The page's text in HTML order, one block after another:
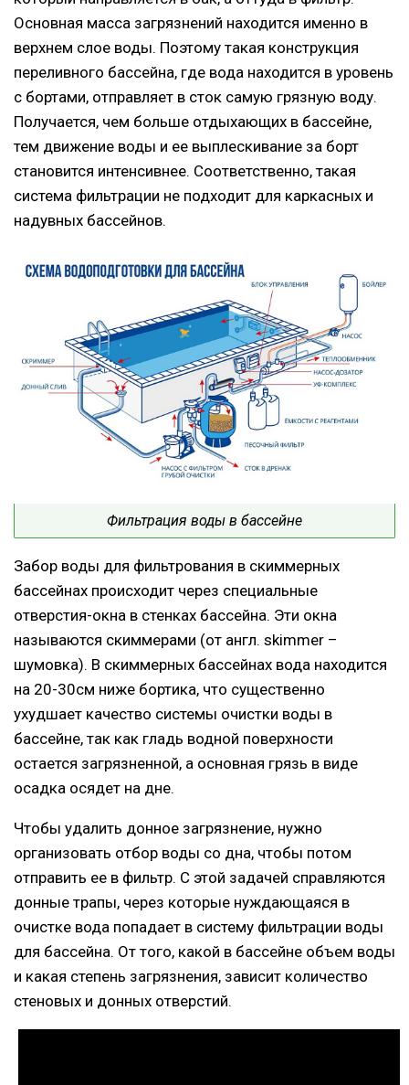
Основная масса загрязнений находится именно в
верхнем слое воды. Поэтому такая конструкция
переливного бассейна, где вода находится в уровень
с бортами, отправляет в сток самую грязную воду.
Получается, чем больше отдыхающих в бассейне,
тем движение воды и ее выплескивание за борт
становится интенсивнее. Соответственно, такая
система фильтрации не подходит для каркасных и
надувных бассейнов.
Фильтрация воды в бассейне
Забор воды для фильтрования в скиммерных
бассейнах происходит через специальные
отверстия-окна в стенках бассейна. Эти окна
называются скиммерами (от англ. skimmer –
шумовка). В скиммерных бассейнах вода находится
на 20-30см ниже бортика, что существенно
ухудшает качество системы очистки воды в
бассейне, так как гладь водной поверхности
остается загрязненной, а основная грязь в виде
осадка осядет на дне.
Чтобы удалить донное загрязнение, нужно
организовать отбор воды со дна, чтобы потом
отправить ее в фильтр. С этой задачей справляются
донные трапы, через которые нуждающаяся в
очистке вода попадает в систему фильтрации воды
для бассейна. От того, какой в бассейне объем воды
и какая степень загрязнения, зависит количество
стеновых и донных отверстий.